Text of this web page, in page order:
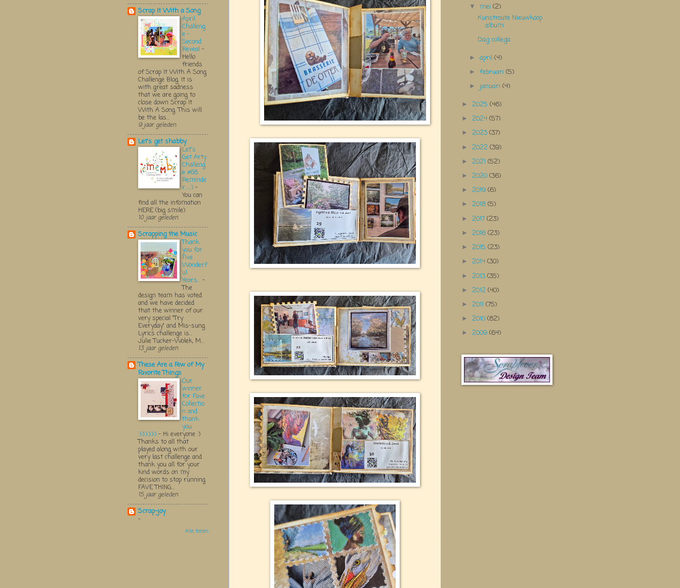
Scrap It With a Song
April
Challeng
e -
Second
Reveal -
Hello
friends
of Scrap It With A Song
Challenge Blog. It is
with great sadness
that we are going to
close down Scrap It
With A Song. This will
be the las...
9 jaar geleden
Let's get shabby
Let's
Get Arty
Challeng
e #68
Reminde
r.....:) -
You can
find all the infomation
HERE (big smile)
10 jaar geleden
Scrapping the Music
Thank
you for
Five
Wonderf
ul
Years... -
The
design team has voted
and we have decided
that the winner of our
very special "Try
Everyday" and Mis-sung
Lyrics challenge is...
Julie Tucker-Wolek, M...
13 jaar geleden
These Are a Few of My
Favorite Things
Our
winner
for Fave
Collectio
n and
thank
you
:):):):):):) - Hi everyone :)
Thanks to all that
played along with our
very last challenge and
thank you all for your
kind words on my
decision to stop running
FAVE THING...
15 jaar geleden
Scrap-joy
-
Alle tonen
▼ mei(2)
Kunstroute Nieuwkoop
album
Dag collega
►april(4)
►februari(5)
► januari(4)
► 2025 (46)
► 2024 (57)
► 2023 (37)
► 2022 (39)
► 2021 (52)
► 2020 (36)
► 2019 (6)
► 2018 (5)
► 2017 (23)
► 2016 (23)
► 2015 (23)
► 2014 (30)
► 2013 (35)
► 2012 (40)
► 2011 (75)
► 2010 (82)
► 2009 (64)